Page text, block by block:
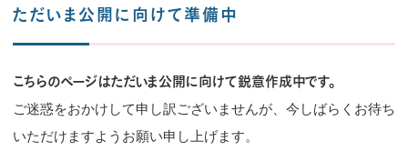
ただいま公開に向けて準備中
こちらのページはただいま公開に向けて鋭意作成中です。
ご迷惑をおかけして申し訳ございませんが、今しばらくお待ち
いただけますようお願い申し上げます。
a